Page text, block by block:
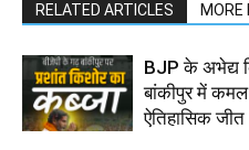
RELATED ARTICLES MORE
BJP के अभेद्य
बांकीपुर में कमल
ऐतिहासिक जीत